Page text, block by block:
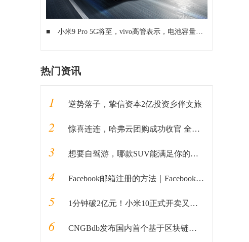
■ 小米9 Pro 5G将至，vivo高管表示，电池容量太小
热门资讯
1 逆势落子，挚信资本2亿投资乡伴文旅
2 惊喜连连，哈弗云团购成功收官 全民掘金计划接踵而至
3 想要自驾游，哪款SUV能满足你的所有预期？
4 Facebook邮箱注册的方法｜Facebook如何用邮箱注册的教程全解析
5 1分钟破2亿元！小米10正式开卖又售罄，雷军惯例被质疑“耍猴”
6 CNGBdb发布国内首个基于区块链和安全多方计算的新冠病毒基因组分析平台